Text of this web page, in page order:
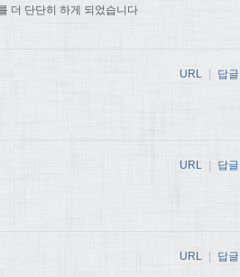
더 단단히 하게 되었습니다
URL 답글
URL 답글
URL 답글